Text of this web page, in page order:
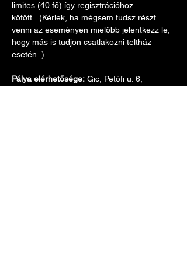
limites (40 fő) így regisztrációhoz
kötött.  (Kérlek, ha mégsem tudsz részt
venni az eseményen mielőbb jelentkezz le,
hogy más is tudjon csatlakozni teltház
esetén .)
Pálya elérhetősége: Gic, Petőfi u. 6,